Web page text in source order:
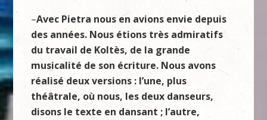
–Avec Pietra nous en avions envie depuis
des années. Nous étions très admiratifs
du travail de Koltès, de la grande
musicalité de son écriture. Nous avons
réalisé deux versions : l’une, plus
théâtrale, où nous, les deux danseurs,
disons le texte en dansant ; l’autre,